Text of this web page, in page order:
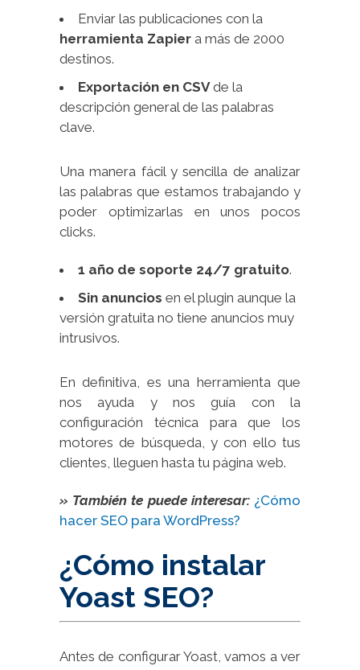
Enviar las publicaciones con la
herramienta Zapier a más de 2000
destinos.
Exportación en CSVde la
descripción general de las palabras
clave.
Una manera fácil y sencilla de analizar
las palabras que estamos trabajando y
poder optimizarlas en unos pocos
clicks.
1 año de soporte 24/7 gratuito.
Sin anuncios en el plugin aunque la
versión gratuita no tiene anuncios muy
intrusivos.
En definitiva, es una herramienta que
nos ayuda y nos guía con la
configuración técnica para que los
motores de búsqueda, y con ello tus
clientes, lleguen hasta tu página web.
» También te puede interesar: ¿Cómo
hacer SEO para WordPress?
¿Cómo instalar
Yoast SEO?
Antes de configurar Yoast, vamos a ver